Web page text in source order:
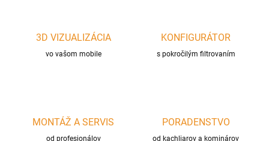
3D VIZUALIZÁCIA
vo vašom mobile
KONFIGURÁTOR
s pokročilým filtrovaním
MONTÁŽ A SERVIS
od profesionálov
PORADENSTVO
od kachliarov a kominárov